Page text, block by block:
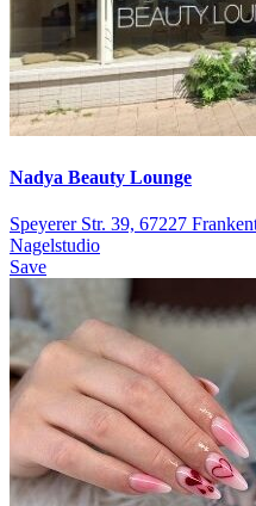
Nadya Beauty Lounge
Speyerer Str. 39, 67227
Nagelstudio
Save